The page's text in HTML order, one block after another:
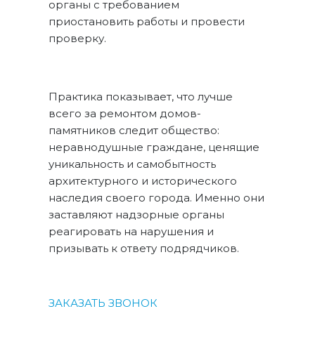
органы с требованием
приостановить работы и провести
проверку.
Практика показывает, что лучше
всего за ремонтом домов-
памятников следит общество:
неравнодушные граждане, ценящие
уникальность и самобытность
архитектурного и исторического
наследия своего города. Именно они
заставляют надзорные органы
реагировать на нарушения и
призывать к ответу подрядчиков.
ЗАКАЗАТЬ ЗВОНОК